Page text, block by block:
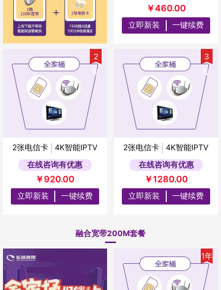
￥460.00
立即新装 一键续费
2
年
2张电信卡
4K智能IPTV
在线咨询有优惠
￥920.00
立即新装 一键续费
3
年
2张电信卡
4K智能IPTV
在线咨询有优惠
￥1280.00
立即新装 一键续费
融合宽带200M套餐
1年